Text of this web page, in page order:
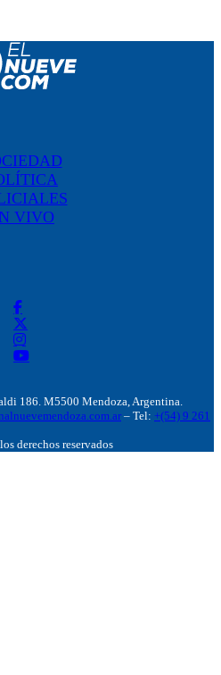
VIVO
186. M5500 Mendoza, Argentina.
– Tel: +(54) 9 261
derechos reservados